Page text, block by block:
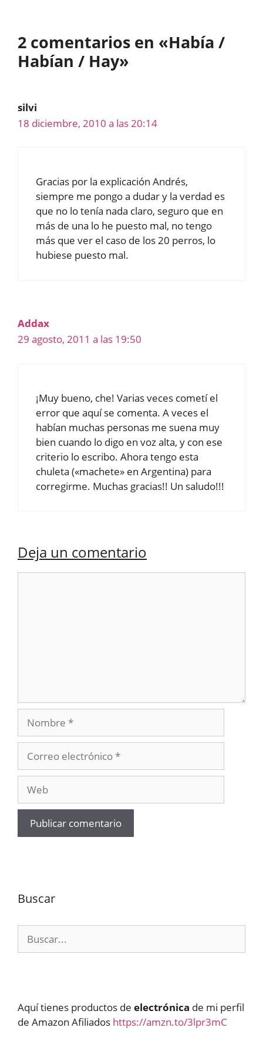
2 comentarios en «Había /
Habían / Hay»
silvi
18 diciembre, 2010 a las 20:14
Gracias por la explicación Andrés,
siempre me pongo a dudar y la verdad es
que no lo tenía nada claro, seguro que en
más de una lo he puesto mal, no tengo
más que ver el caso de los 20 perros, lo
hubiese puesto mal.
Addax
29 agosto, 2011 a las 19:50
¡Muy bueno, che! Varias veces cometí el
error que aquí se comenta. A veces el
habían muchas personas me suena muy
bien cuando lo digo en voz alta, y con ese
criterio lo escribo. Ahora tengo esta
chuleta («machete» en Argentina) para
corregirme. Muchas gracias!! Un saludo!!!
Deja un comentario
Nombre
electrónico
Buscar
Aquí tienes productos de electrónica de mi perfil
de Amazon Afiliados https://amzn.to/3lpr3mC